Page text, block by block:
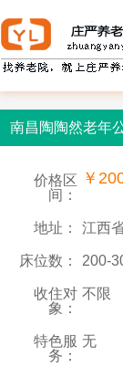
南昌陶陶然老年
价格区
间：
￥
地址： 江西
床位数： 200-
收住对
象：
不限
特色服
务：
无